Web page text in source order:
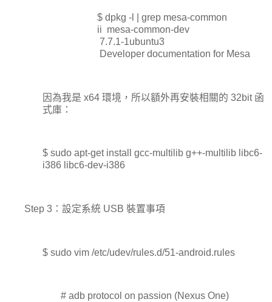
$ dpkg -l | grep mesa-common
ii mesa-common-dev
7.7.1-1ubuntu3
Developer documentation for Mesa
因為我是 x64 環境，所以額外再安裝相關的 32bit 函
式庫：
$ sudo apt-get install gcc-multilib g++-multilib libc6-
i386 libc6-dev-i386
Step 3：設定系統 USB 裝置事項
$ sudo vim /etc/udev/rules.d/51-android.rules
# adb protocol on passion (Nexus One)